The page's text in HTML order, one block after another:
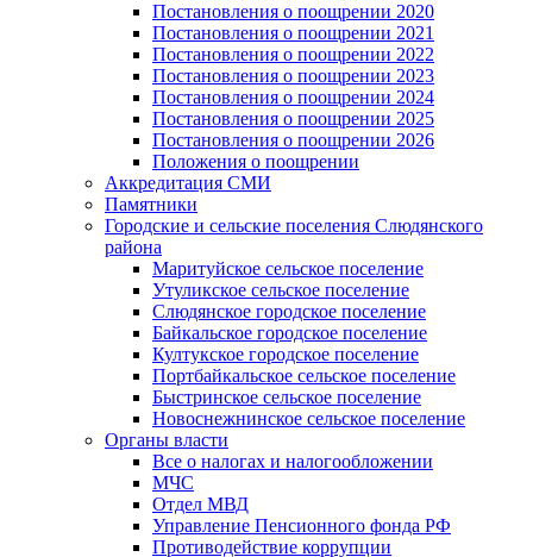
Постановления о поощрении 2020
Постановления о поощрении 2021
Постановления о поощрении 2022
Постановления о поощрении 2023
Постановления о поощрении 2024
Постановления о поощрении 2025
Постановления о поощрении 2026
Положения о поощрении
Аккредитация СМИ
Памятники
Городские и сельские поселения Слюдянского
района
Маритуйское сельское поселение
Утуликское сельское поселение
Слюдянское городское поселение
Байкальское городское поселение
Култукское городское поселение
Портбайкальское сельское поселение
Быстринское сельское поселение
Новоснежнинское сельское поселение
Органы власти
Все о налогах и налогообложении
МЧС
Отдел МВД
Управление Пенсионного фонда РФ
Противодействие коррупции